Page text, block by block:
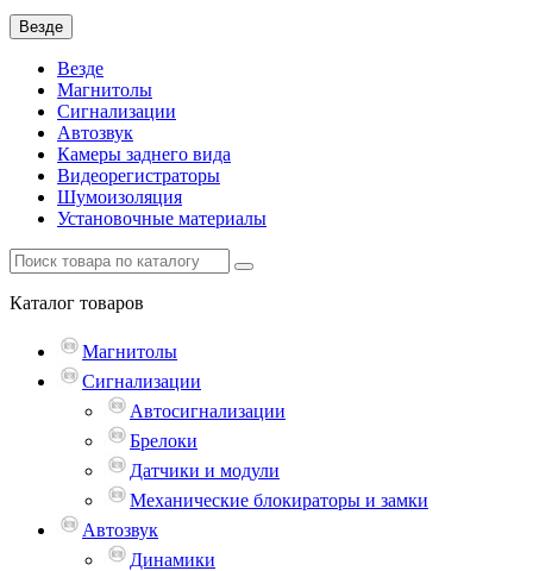
Везде
Везде
Магнитолы
Сигнализации
Автозвук
Камеры заднего вида
Видеорегистраторы
Шумоизоляция
Установочные материалы
Каталог товаров
Магнитолы
Сигнализации
Автосигнализации
Брелоки
Датчики и модули
Механические блокираторы и замки
Автозвук
Динамики